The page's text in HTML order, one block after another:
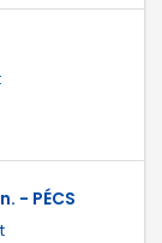
- PÉCS